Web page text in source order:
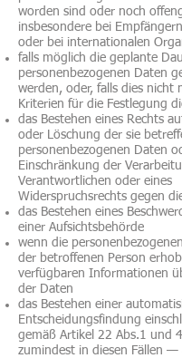
worden sind oder noch
insbesondere bei
oder bei internationalen
falls möglich die geplante
personenbezogenen Daten
werden, oder, falls dies nicht
Kriterien für die Festlegung
das Bestehen eines Rechts
oder Löschung der sie
personenbezogenen Daten
Einschränkung der
Verantwortlichen oder eines
Widerspruchsrechts gegen
das Bestehen eines
einer Aufsichtsbehörde
wenn die
der betroffenen Person
verfügbaren Informationen
der Daten
das Bestehen einer
Entscheidungsfindung
gemäß Artikel 22 Abs.1 und
zumindest in diesen Fällen —